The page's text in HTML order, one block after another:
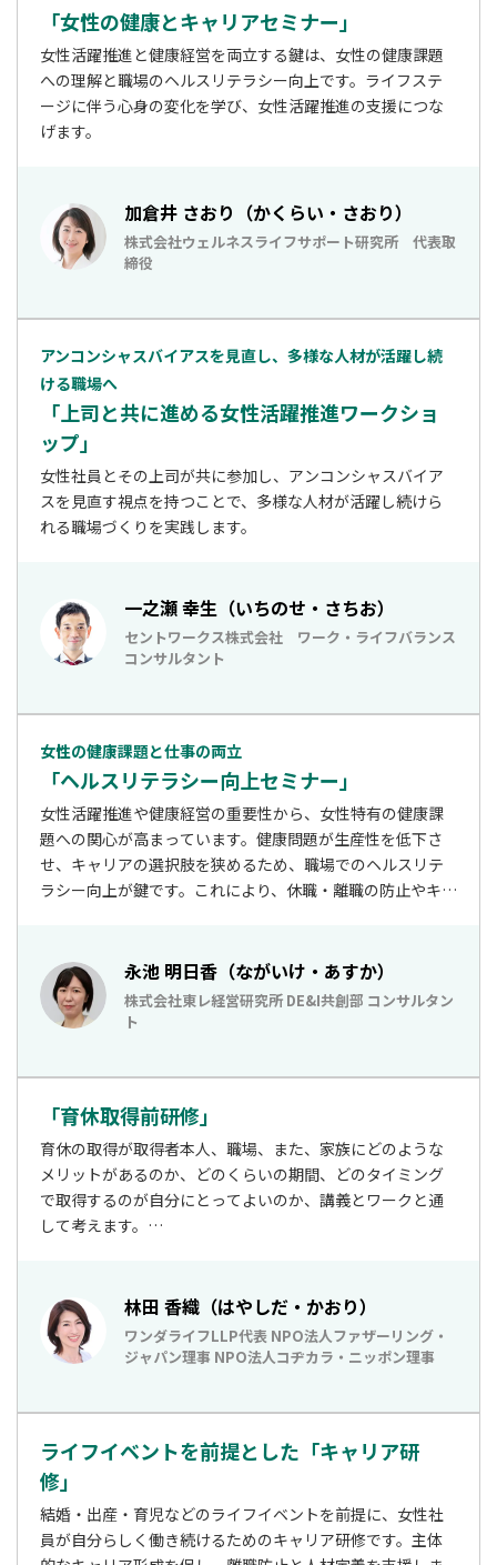
「女性の健康とキャリアセミナー」
女性活躍推進と健康経営を両立する鍵は、女性の健康課題
への理解と職場のヘルスリテラシー向上です。ライフステ
ージに伴う心身の変化を学び、女性活躍推進の支援につな
げます。
加倉井 さおり（かくらい・さおり）
株式会社ウェルネスライフサポート研究所 代表取
締役
アンコンシャスバイアスを見直し、多様な人材が活躍し続
ける職場へ
「上司と共に進める女性活躍推進ワークショ
ップ」
女性社員とその上司が共に参加し、アンコンシャスバイア
スを見直す視点を持つことで、多様な人材が活躍し続けら
れる職場づくりを実践します。
一之瀬 幸生（いちのせ・さちお）
セントワークス株式会社 ワーク・ライフバランス
コンサルタント
女性の健康課題と仕事の両立
「ヘルスリテラシー向上セミナー」
女性活躍推進や健康経営の重要性から、女性特有の健康課
題への関心が高まっています。健康問題が生産性を低下さ
せ、キャリアの選択肢を狭めるため、職場でのヘルスリテ
ラシー向上が鍵です。これにより、休職・離職の防止やキャ
永池 明日香（ながいけ・あすか）
株式会社東レ経営研究所 DE&I共創部 コンサルタン
ト
「育休取得前研修」
育休の取得が取得者本人、職場、また、家族にどのような
メリットがあるのか、どのくらいの期間、どのタイミング
で取得するのが自分にとってよいのか、講義とワークと通
して考えます。
具体的にイメージできます。育休取得前の女性社員はもち
ろん、男性の育休取得を推進したい企業の社員に効果的な
研修です。
林田 香織（はやしだ・かおり）
ワンダライフLLP代表 NPO法人ファザーリング・
ジャパン理事 NPO法人コヂカラ・ニッポン理事
ライフイベントを前提とした「キャリア研
修」
結婚・出産・育児などのライフイベントを前提に、女性社
員が自分らしく働き続けるためのキャリア研修です。主体